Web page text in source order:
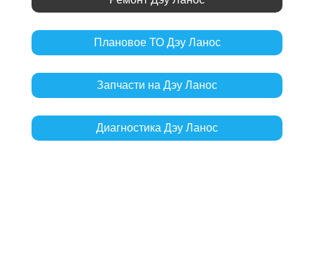
Плановое ТО Дэу Ланос
Запчасти на Дэу Ланос
Диагностика Дэу Ланос